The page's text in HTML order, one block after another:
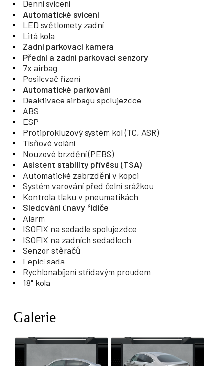
Denní svícení
Automatické svícení
LED světlomety zadní
Litá kola
Zadní parkovací kamera
Přední a zadní parkovací senzory
7x airbag
Posilovač řízení
Automatické parkování
Deaktivace airbagu spolujezdce
ABS
ESP
Protiprokluzový systém kol (TC, ASR)
Tísňové volání
Nouzové brzdění (PEBS)
Asistent stability přívěsu (TSA)
Automatické zabrzdění v kopci
Systém varování před čelní srážkou
Kontrola tlaku v pneumatikách
Sledování únavy řidiče
Alarm
ISOFIX na sedadle spolujezdce
ISOFIX na zadních sedadlech
Senzor stěračů
Lepicí sada
Rychlonabíjení střídavým proudem
18" kola
Galerie